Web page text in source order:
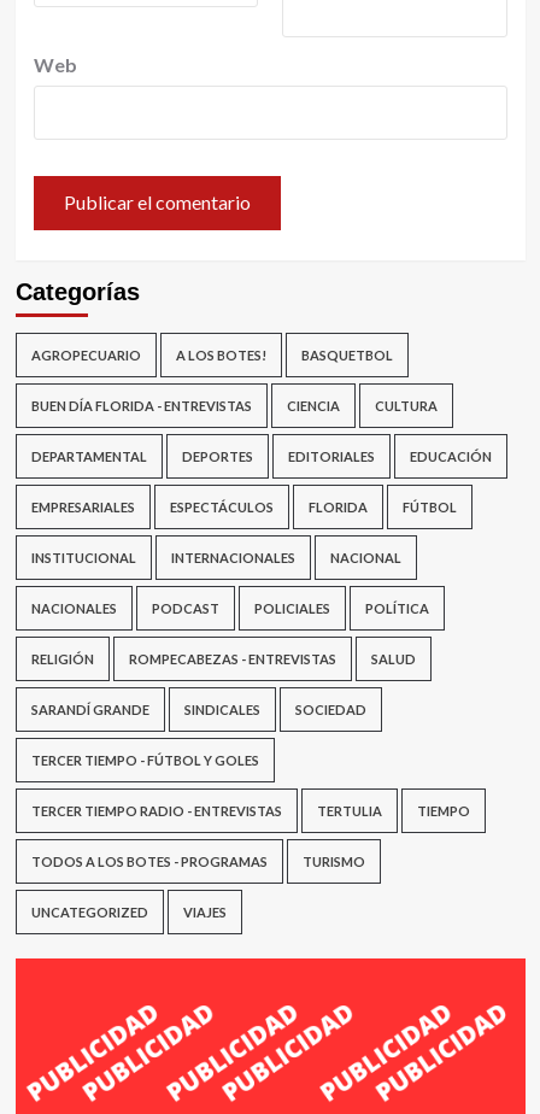
Web
Categorías
AGROPECUARIO A LOS BOTES! BASQUETBOL
BUEN DÍA FLORIDA - ENTREVISTAS CIENCIA CULTURA
DEPARTAMENTAL DEPORTES EDITORIALES EDUCACIÓN
EMPRESARIALES ESPECTÁCULOS FLORIDA FÚTBOL
INSTITUCIONAL INTERNACIONALES NACIONAL
NACIONALES PODCAST POLICIALES POLÍTICA
RELIGIÓN ROMPECABEZAS - ENTREVISTAS SALUD
SARANDÍ GRANDE SINDICALES SOCIEDAD
TERCER TIEMPO - FÚTBOL Y GOLES
TERCER TIEMPO RADIO - ENTREVISTAS TERTULIA TIEMPO
TODOS A LOS BOTES - PROGRAMAS TURISMO
UNCATEGORIZED VIAJES